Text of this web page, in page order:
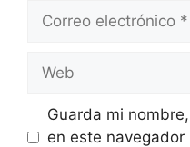
Correo
Web
Guarda mi
en este navegador